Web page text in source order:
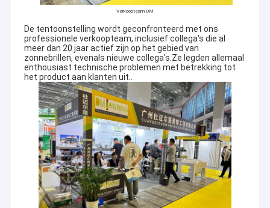
Verkoopteam DM
De tentoonstelling wordt geconfronteerd met ons
professionele verkoopteam, inclusief collega's die al
meer dan 20 jaar actief zijn op het gebied van
zonnebrillen, evenals nieuwe collega's.Ze legden allemaal
enthousiast technische problemen met betrekking tot
het product aan klanten uit..